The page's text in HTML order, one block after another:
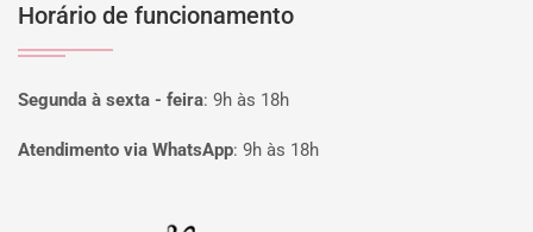
Horário de funcionamento
Segunda à sexta - feira: 9h às 18h
Atendimento via WhatsApp: 9h às 18h